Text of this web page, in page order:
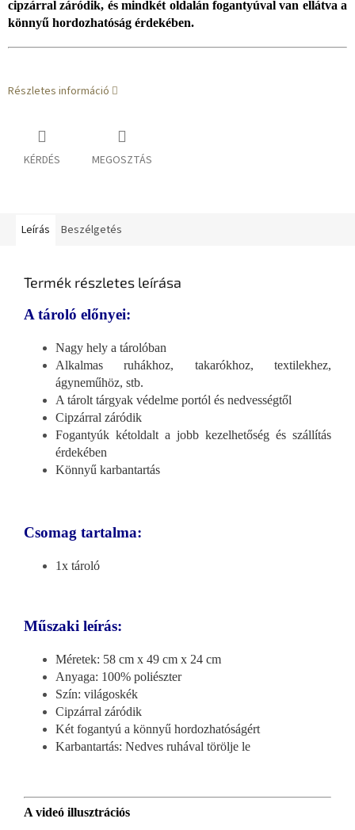
cipzárral záródik, és mindkét oldalán fogantyúval van ellátva a
könnyű hordozhatóság érdekében.
Részletes információ
KÉRDÉS MEGOSZTÁS
Leírás Beszélgetés
Termék részletes leírása
A tároló előnyei:
Nagy hely a tárolóban
Alkalmas ruhákhoz, takarókhoz, textilekhez,
ágyneműhöz, stb.
A tárolt tárgyak védelme portól és nedvességtől
Cipzárral záródik
Fogantyúk kétoldalt a jobb kezelhetőség és szállítás
érdekében
Könnyű karbantartás
Csomag tartalma:
1x tároló
Műszaki leírás:
Méretek: 58 cm x 49 cm x 24 cm
Anyaga: 100% poliészter
Szín: világoskék
Cipzárral záródik
Két fogantyú a könnyű hordozhatóságért
Karbantartás: Nedves ruhával törölje le
A videó illusztrációs